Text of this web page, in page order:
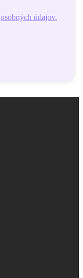
osobných údajov.